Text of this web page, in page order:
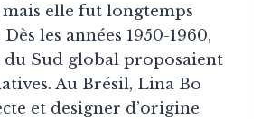
elle fut longtemps
les années 1950-1960,
du Sud global proposaient
Au Brésil, Lina Bo
et designer d’origine